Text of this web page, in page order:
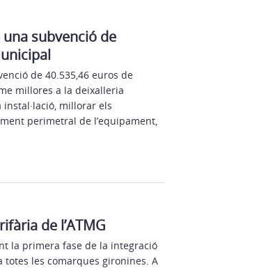
una subvenció de
de 40.535,46 euros de
millores a la deixalleria
millorar els
perimetral de l’equipament,
de l’ATMG
la primera fase de la integració
les comarques gironines. A